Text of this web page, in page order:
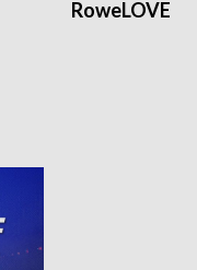
RoweLOVE